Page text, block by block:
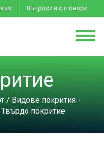
Въпроси и отговори
/ Видове покрития -
покритие